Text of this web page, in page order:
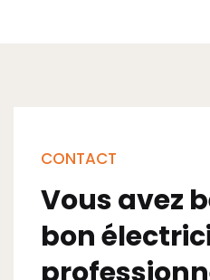
CONTACT
Vous avez
bon